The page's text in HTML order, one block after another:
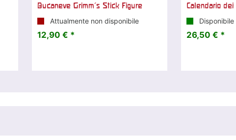
Bucaneve Grimm's Stick Figure
Attualmente non disponibile
12,90 € *
Calendario
Disponibile
26,50 € *